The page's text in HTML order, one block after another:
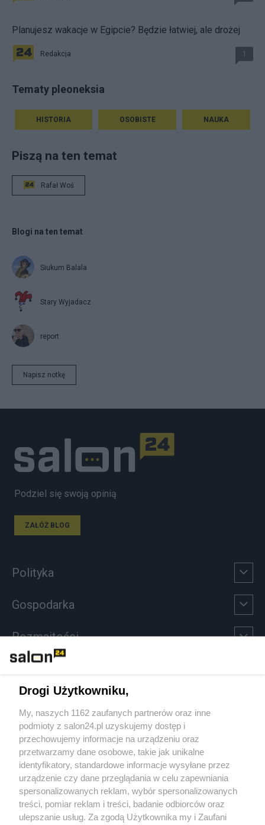
Planujesz wakacje w Egipcie? Będzie łatwiej, ale drożej
Redakcja 1
Tematy pleoneksia
HISTORIA OSOBISTE NAUKA
Piszą na ten temat
Rafał Woś
Blogi na ten temat
Siukum Balala
Stary Wyjadacz
report
Napisz notkę
Podziel się swoją opinią
ZAŁÓŻ BLOG
Polityka
Gospodarka
Rozmaitości
Sport
Społeczeństwo
Kultura
X Facebook Instagram Youtube
Drogi Użytkowniku,
My, naszych 1162 zaufanych partnerów oraz inne
podmioty z salon24.pl uzyskujemy dostęp i
przechowujemy informacje na urządzeniu oraz
przetwarzamy dane osobowe, takie jak unikalne
identyfikatory, standardowe informacje wysyłane przez
urządzenie czy dane przeglądania w celu zapewniania
spersonalizowanych reklam, wybór spersonalizowanych
treści, pomiar reklam i treści, badanie odbiorców oraz
ulepszanie usług. Za zgodą Użytkownika my i Zaufani